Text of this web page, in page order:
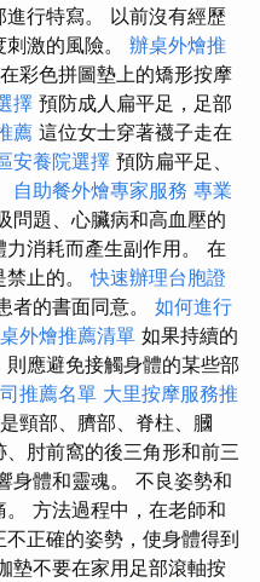
行特寫。 以前沒有經歷
激的風險。 辦桌外燴推
彩色拼圖墊上的矯形按摩
擇 預防成人扁平足，足部
薦 這位女士穿著襪子走在
安養院選擇 預防扁平足、
自助餐外燴專家服務 專業
問題、心臟病和高血壓的
消耗而產生副作用。 在
禁止的。快速辦理台胞證
者的書面同意。 如何進行
外燴推薦清單 如果持續的
應避免接觸身體的某些部
推薦名單 大里按摩服務推
頸部、臍部、脊柱、膕
肘前窩的後三角形和前三
身體和靈魂。 不良姿勢和
方法過程中，在老師和
正確的姿勢，使身體得到
墊不要在家用足部滾軸按